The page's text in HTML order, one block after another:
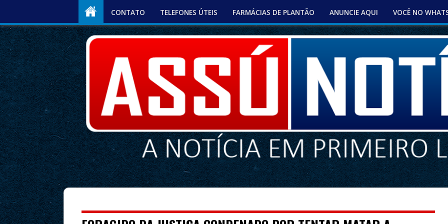
CONTATO TELEFONES ÚTEIS FARMÁCIAS DE PLANTÃO ANUNCIE AQUI VOCÊ NO